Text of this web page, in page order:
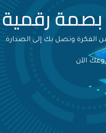
بصمة
الآن